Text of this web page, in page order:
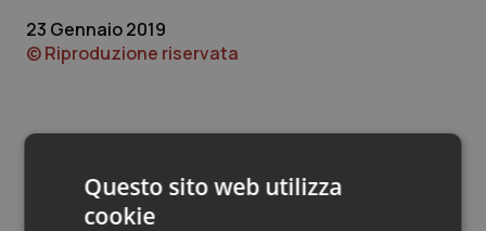
Quotidiano Chirurgia
Rene & patologie urogenitali
23 Gennaio 2019
© Riproduzione riservata
Questo sito web utilizza
cookie